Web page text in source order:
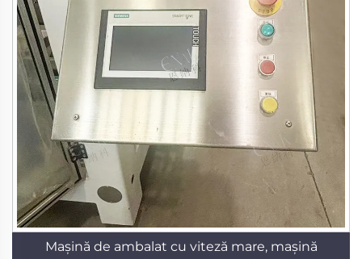
Mașină de ambalat cu viteză mare, mașină